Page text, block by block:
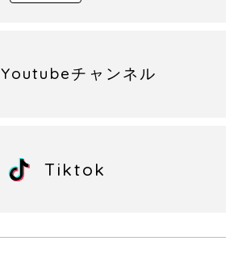
Youtubeチャンネル
Tiktok